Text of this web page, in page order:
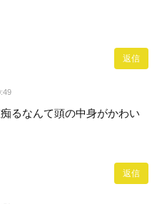
返信
るなんて頭の中身がかわい
返信